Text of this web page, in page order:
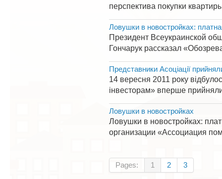
перспектива покупки
Ловушки в новостройках:
Президент Всеукраинской
Гончарук рассказал
Представники Асоціації
14 вересня 2011 року
інвесторам» вперше прийняли
Ловушки в новостройках
Ловушки в новостройках:
организации «Ассоциация
Pages: 1 2 3